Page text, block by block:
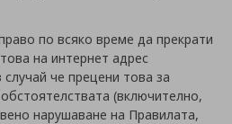
по всяко време да прекрати
на интернет адрес
че прецени това за
(включително,
нарушаване на Правилата,